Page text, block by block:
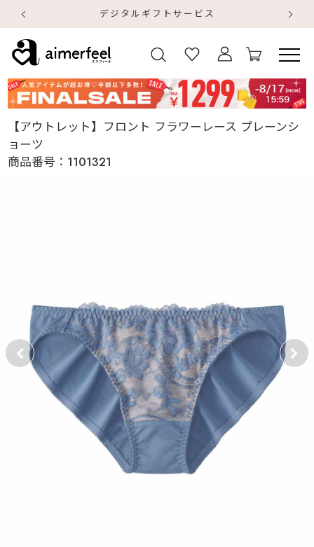
デジタルギフトサービス
【アウトレット】フロント フラワーレース プレーンシ
ョーツ
商品番号： 1101321